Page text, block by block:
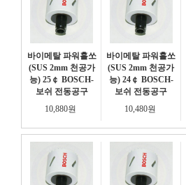
바이메탈 파워홀쏘
(SUS 2mm 천공가
능) 25￠ BOSCH-
보쉬 전동공구
10,880원
바이메탈 파워홀쏘
(SUS 2mm 천공가
능) 24￠ BOSCH-
보쉬 전동공구
10,480원